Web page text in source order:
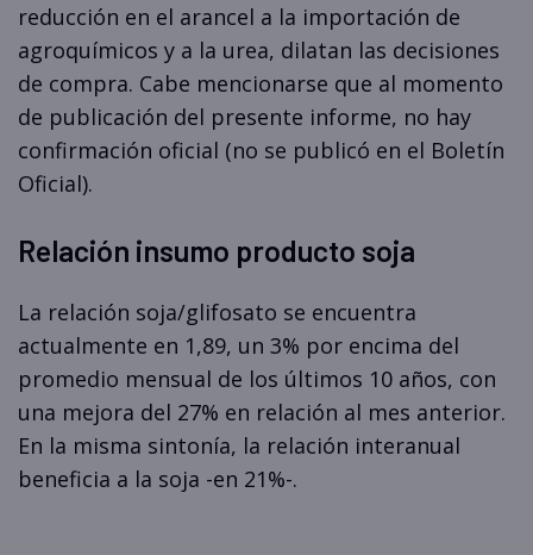
reducción en el arancel a la importación de
agroquímicos y a la urea, dilatan las decisiones
de compra. Cabe mencionarse que al momento
de publicación del presente informe, no hay
confirmación oficial (no se publicó en el Boletín
Oficial).
Relación insumo producto soja
La relación soja/glifosato se encuentra
actualmente en 1,89, un 3% por encima del
promedio mensual de los últimos 10 años, con
una mejora del 27% en relación al mes anterior.
En la misma sintonía, la relación interanual
beneficia a la soja -en 21%-.